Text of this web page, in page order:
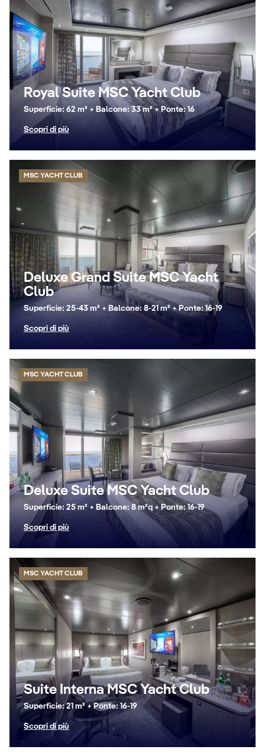
Royal Suite MSC Yacht Club
Superficie: 62 m² + Balcone: 33 m² + Ponte: 16
Scopri di più
MSC YACHT CLUB
Deluxe Grand Suite MSC Yacht
Club
Superficie: 25-43 m² + Balcone: 8-21 m² + Ponte: 16-19
Scopri di più
MSC YACHT CLUB
Deluxe Suite MSC Yacht Club
Superficie: 25 m² + Balcone: 8 m²q + Ponte: 16-19
Scopri di più
MSC YACHT CLUB
Suite Interna MSC Yacht Club
Superficie: 21 m² + Ponte: 16-19
Scopri di più